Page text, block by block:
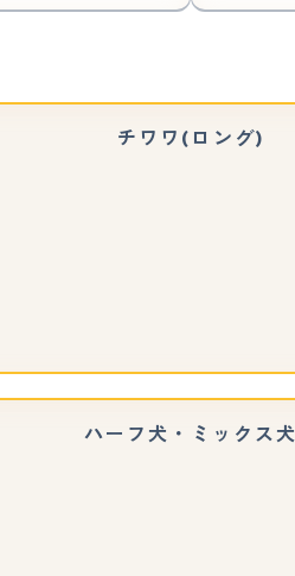
チワワ(ロング)
ハーフ犬・ミックス犬